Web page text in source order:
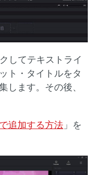
してテキストライ
ト・タイトルをタ
します。その後、
追加する方法 」を